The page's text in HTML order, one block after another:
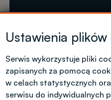
Krótkie formy kształcenia
Tel. +48 42 631 23 14
Ustawienia
Serwis wykorzystuje pliki
zapisanych za pomocą
w celach statystycznych
serwisu do indywidualnych